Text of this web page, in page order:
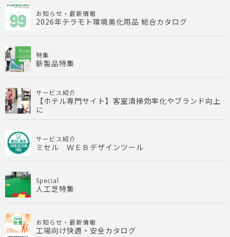
お知らせ・最新情報
2026年テラモト環境美化用品 総合カタログ
特集
新製品特集
サービス紹介
【ホテル専門サイト】客室清掃効率化やブランド向上
に
サービス紹介
ミセル ＷＥＢデザインツール
Special
人工芝特集
お知らせ・最新情報
工場向け快適・安全カタログ